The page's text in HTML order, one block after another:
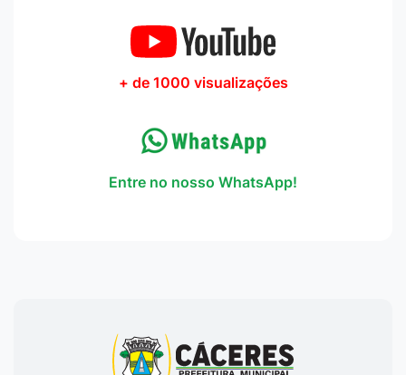
+ de 1000 visualizações
Entre no nosso WhatsApp!